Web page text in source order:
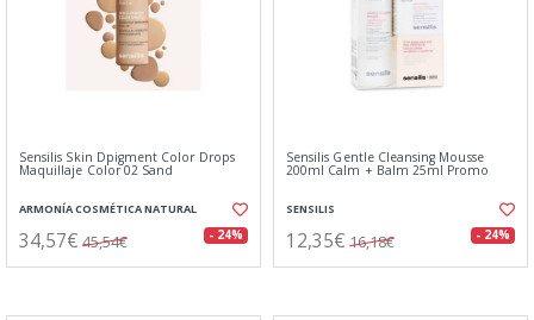
Sensilis Skin Dpigment Color Drops
Maquillaje Color 02 Sand
ARMONÍA COSMÉTICA NATURAL
34,57€ 45,54€ - 24%
Sensilis Gentle Cleansing Mousse
200ml Calm + Balm 25ml Promo
SENSILIS
12,35€ 16,18€ - 24%